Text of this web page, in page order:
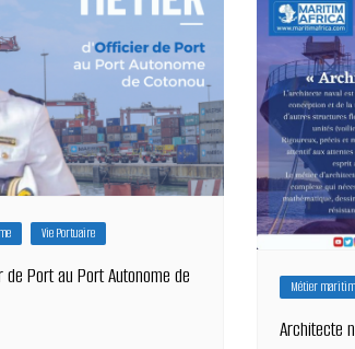
Vie Portuaire
de Port au Port Autonome de
Métier
Architecte